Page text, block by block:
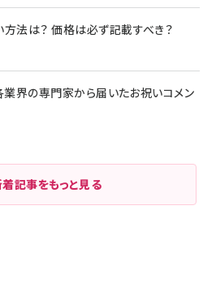
法は？ 価格は必ず記載すべき？
業界の専門家から届いたお祝いコメン
記事をもっと見る